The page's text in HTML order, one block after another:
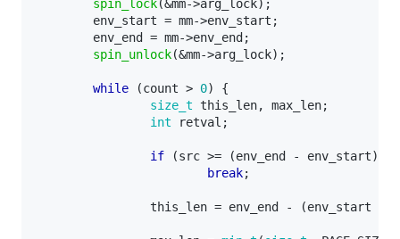
spin_lock(&mm->arg_lock);
env_start = mm->env_start ;
env_end
= mm->env_end ;
spin_unlock(&mm->arg_lock);
while (count > 0)
{
size_t this_len, max_len;
int
retval ;
if (src >= (env_end - env_start))
break;
this_len = env_end - (env_start